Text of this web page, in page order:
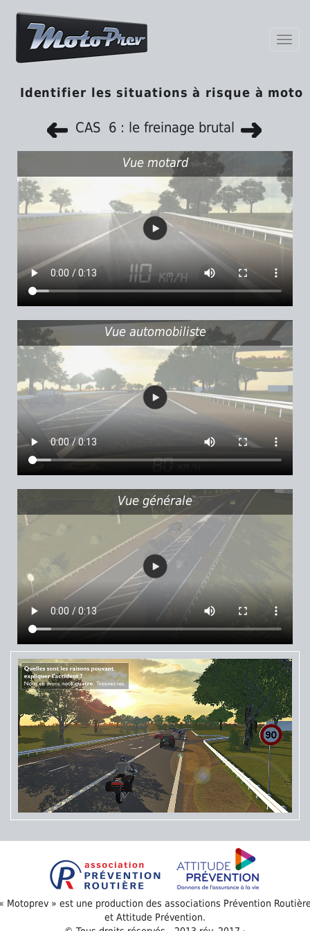
Identifier les situations à risque à moto
CAS 6 : le freinage brutal
Vue motard
Vue automobiliste
Vue générale
Motoprev » est une production des associations Prévention
et Attitude Prévention.